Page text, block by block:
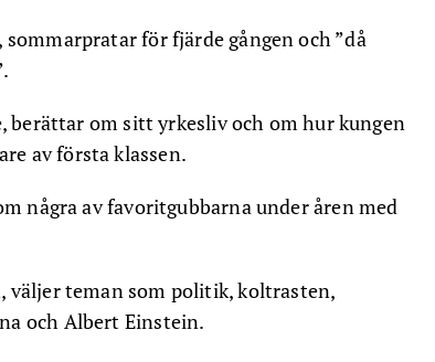
för fjärde gången och ”då
berättar om sitt yrkesliv och om hur kungen
av första klassen.
några av favoritgubbarna under åren med
väljer teman som politik, koltrasten,
och Albert Einstein.